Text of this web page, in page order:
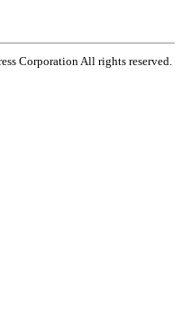
Corporation All rights reserved.